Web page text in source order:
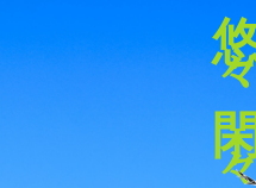
閑々